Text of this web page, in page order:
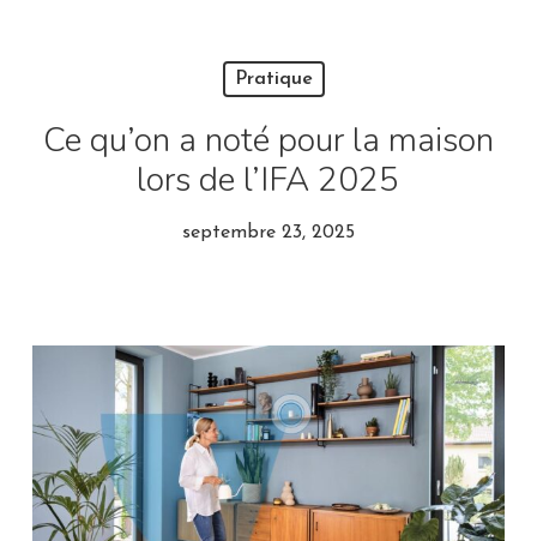
Pratique
Ce qu’on a noté pour la maison
lors de l’IFA 2025
septembre 23, 2025